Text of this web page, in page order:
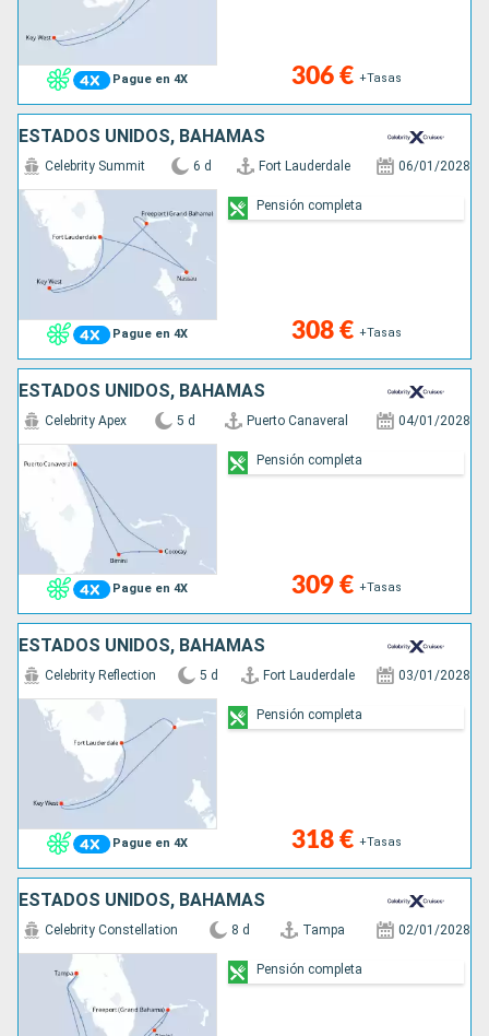
Pague en 4X 306 € +Tasas
ESTADOS UNIDOS, BAHAMAS
Pague en 4X
Celebrity Summit 6 d Fort Lauderdale 06/01/2028
308 € +Tasas
Pensión completa
ESTADOS UNIDOS, BAHAMAS
Pague en 4X
Celebrity Apex 5 d Puerto Canaveral 04/01/2028
309 € +Tasas
Pensión completa
ESTADOS UNIDOS, BAHAMAS
Pague en 4X
Celebrity Reflection 5 d Fort Lauderdale 03/01/2028
318 € +Tasas
Pensión completa
ESTADOS UNIDOS, BAHAMAS
Celebrity Constellation 8 d Tampa 02/01/2028
Pensión completa